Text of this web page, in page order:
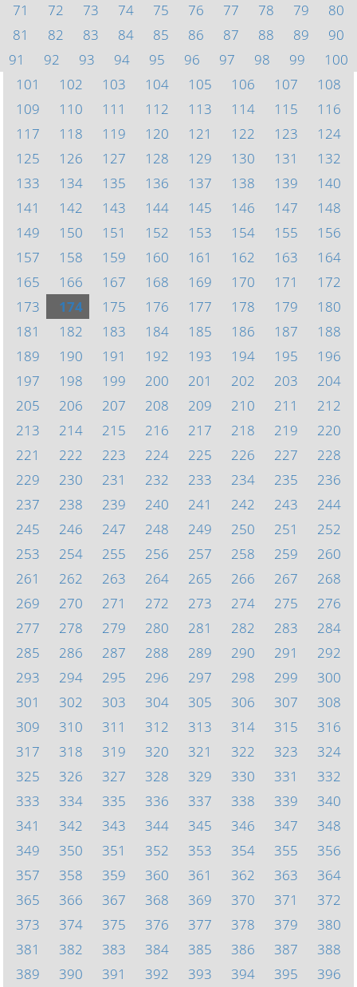
71
72 73 74 75 76 77 78 79
80
81
82 83 84 85 86 87 88 89
90
91
92 93 94 95 96 97 98 99
100
101
102 103 104 105 106 107
108
109
110 111 112 113 114 115
116
117
118 119 120 121 122 123
124
125
126 127 128 129 130 131
132
133
134 135 136 137 138 139
140
141
142 143 144 145 146 147
148
149
150 151 152 153 154 155
156
157
158 159 160 161 162 163
164
165
166 167 168 169 170 171
172
173
174 175 176 177 178 179
180
181
182 183 184 185 186 187
188
189
190 191 192 193 194 195
196
197
198 199 200 201 202 203
204
205
206 207 208 209 210 211
212
213
214 215 216 217 218 219
220
221
222 223 224 225 226 227
228
229
230 231 232 233 234 235
236
237
238 239 240 241 242 243
244
245
246 247 248 249 250 251
252
253
254 255 256 257 258 259
260
261
262 263 264 265 266 267
268
269
270 271 272 273 274 275
276
277
278 279 280 281 282 283
284
285
286 287 288 289 290 291
292
293
294 295 296 297 298 299
300
301
302 303 304 305 306 307
308
309
310 311 312 313 314 315
316
317
318 319 320 321 322 323
324
325
326 327 328 329 330 331
332
333
334 335 336 337 338 339
340
341
342 343 344 345 346 347
348
349
350 351 352 353 354 355
356
357
358 359 360 361 362 363
364
365
366 367 368 369 370 371
372
373
374 375 376 377 378 379
380
381
382 383 384 385 386 387
388
389
390 391 392 393 394 395 396